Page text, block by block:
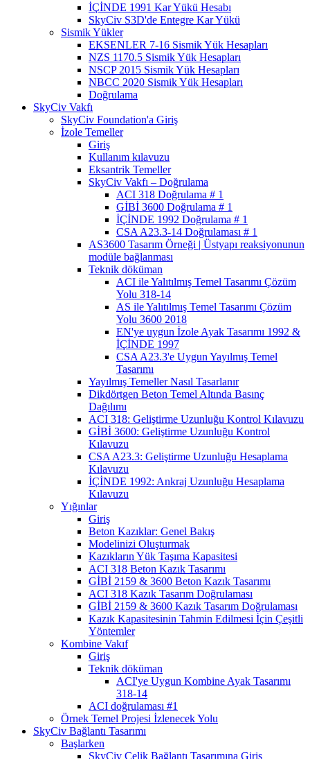
İÇİNDE 1991 Kar Yükü Hesabı
SkyCiv S3D'de Entegre Kar Yükü
Sismik Yükler
EKSENLER 7-16 Sismik Yük Hesapları
NZS 1170.5 Sismik Yük Hesapları
NSCP 2015 Sismik Yük Hesapları
NBCC 2020 Sismik Yük Hesapları
Doğrulama
SkyCiv Vakfı
SkyCiv Foundation'a Giriş
İzole Temeller
Giriş
Kullanım kılavuzu
Eksantrik Temeller
SkyCiv Vakfı – Doğrulama
ACI 318 Doğrulama # 1
GİBİ 3600 Doğrulama # 1
İÇİNDE 1992 Doğrulama # 1
CSA A23.3-14 Doğrulaması # 1
AS3600 Tasarım Örneği | Üstyapı reaksiyonunun
modüle bağlanması
Teknik döküman
ACI ile Yalıtılmış Temel Tasarımı Çözüm
Yolu 318-14
AS ile Yalıtılmış Temel Tasarımı Çözüm
Yolu 3600 2018
EN'ye uygun İzole Ayak Tasarımı 1992 &
İÇİNDE 1997
CSA A23.3'e Uygun Yayılmış Temel
Tasarımı
Yayılmış Temeller Nasıl Tasarlanır
Dikdörtgen Beton Temel Altında Basınç
Dağılımı
ACI 318: Geliştirme Uzunluğu Kontrol Kılavuzu
GİBİ 3600: Geliştirme Uzunluğu Kontrol
Kılavuzu
CSA A23.3: Geliştirme Uzunluğu Hesaplama
Kılavuzu
İÇİNDE 1992: Ankraj Uzunluğu Hesaplama
Kılavuzu
Yığınlar
Giriş
Beton Kazıklar: Genel Bakış
Modelinizi Oluşturmak
Kazıkların Yük Taşıma Kapasitesi
ACI 318 Beton Kazık Tasarımı
GİBİ 2159 & 3600 Beton Kazık Tasarımı
ACI 318 Kazık Tasarım Doğrulaması
GİBİ 2159 & 3600 Kazık Tasarım Doğrulaması
Kazık Kapasitesinin Tahmin Edilmesi İçin Çeşitli
Yöntemler
Kombine Vakıf
Giriş
Teknik döküman
ACI'ye Uygun Kombine Ayak Tasarımı
318-14
ACI doğrulaması #1
Örnek Temel Projesi İzlenecek Yolu
SkyCiv Bağlantı Tasarımı
Başlarken
SkyCiv Çelik Bağlantı Tasarımına Giriş